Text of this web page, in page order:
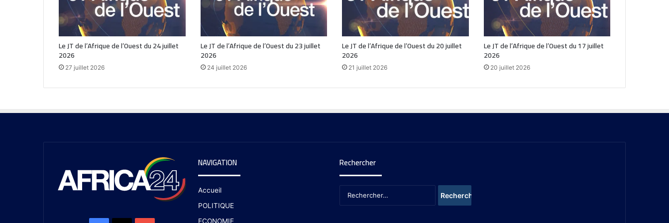
Le JT de l’Afrique de l’Ouest du 24 juillet
2026
27 juillet 2026
Le JT de l’Afrique de l’Ouest du 23 juillet
2026
24 juillet 2026
Le JT de l’Afrique de l’Ouest du 20 juillet
2026
21 juillet 2026
Le JT de l’Afrique de l’Ouest du 17 juillet
2026
20 juillet 2026
NAVIGATION
Accueil
POLITIQUE
ECONOMIE
Rechercher